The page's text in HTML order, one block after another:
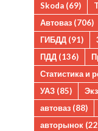
Skoda (69)
Автоваз (706)
ГИБДД (91)
ПДД (136)
Статистика и
УАЗ (85)
автоваз (88)
авторынок